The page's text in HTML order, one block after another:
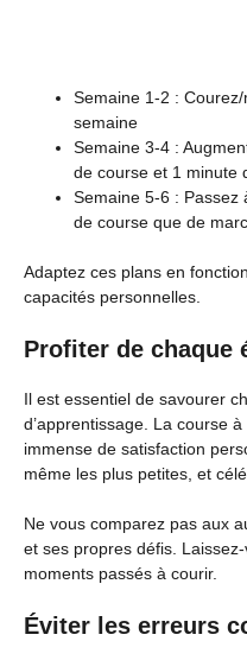
Semaine 1-2 :
semaine
Semaine 3-4 :
de course et 1 minute
Semaine 5-6 : Passez
de course que de
Adaptez ces plans en
capacités personnelles.
Profiter de chaque
Il est essentiel de savourer
d’apprentissage. La course
immense de satisfaction
même les plus petites, et
Ne vous comparez pas aux
et ses propres défis.
moments passés à courir.
Éviter les erreurs